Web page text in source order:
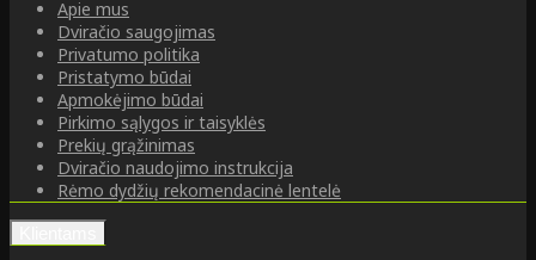
Apie mus
Dviračio saugojimas
Privatumo politika
Pristatymo būdai
Apmokėjimo būdai
Pirkimo sąlygos ir taisyklės
Prekių grąžinimas
Dviračio naudojimo instrukcija
Rėmo dydžių rekomendacinė lentelė